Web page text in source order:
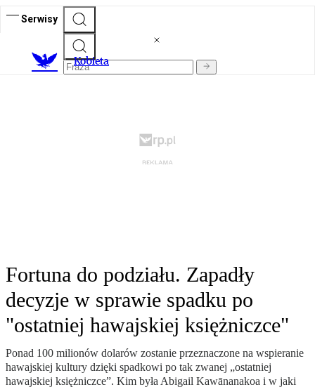
Serwisy
Kobieta
Fortuna do podziału. Zapadły
decyzje w sprawie spadku po
"ostatniej hawajskiej księżniczce"
Ponad 100 milionów dolarów zostanie przeznaczone na wspieranie
hawajskiej kultury dzięki spadkowi po tak zwanej „ostatniej
hawajskiej księżniczce”. Kim była Abigail Kawānanakoa i w jaki